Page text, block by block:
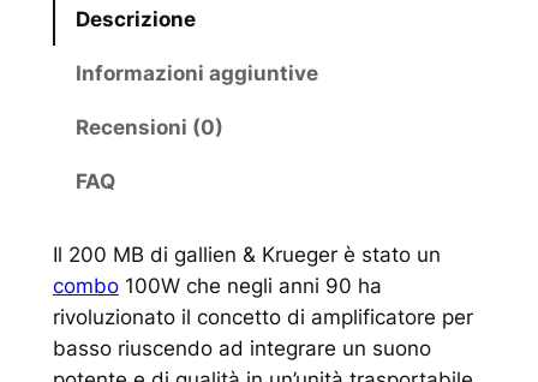
Descrizione
Informazioni aggiuntive
Recensioni (0)
FAQ
Il 200 MB di gallien & Krueger è stato un
combo100W che negli anni 90 ha
rivoluzionato il concetto di amplificatore per
basso riuscendo ad integrare un suono